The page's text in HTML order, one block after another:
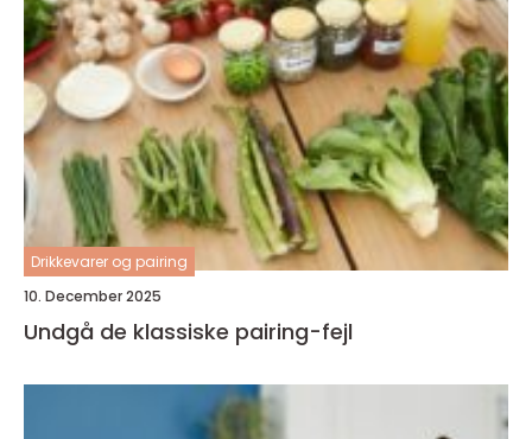
Drikkevarer og pairing
10. December 2025
Undgå de klassiske pairing-fejl